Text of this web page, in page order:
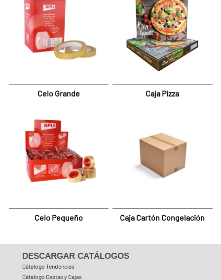
Celo Grande Caja Pizza
Celo Pequeño Caja Cartón Congelación
DESCARGAR CATÁLOGOS
Cátalogo Tendencias
Cátalogo Cestas y Cajas